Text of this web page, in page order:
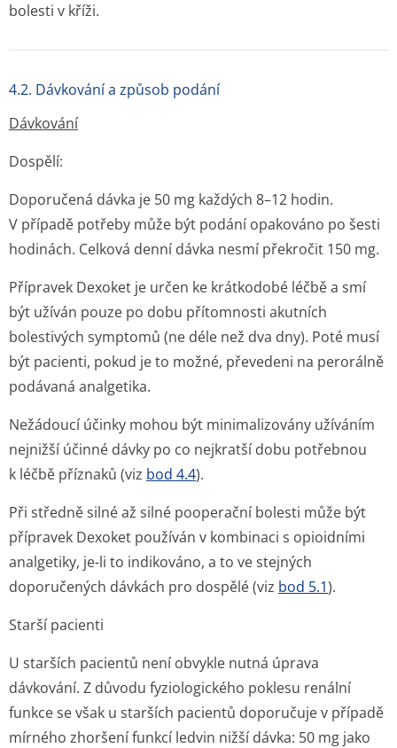
bolesti v kříži.
4.2. Dávkování a způsob podání
Dávkování
Dospělí:
Doporučená dávka je 50 mg každých 8–12 hodin.
V případě potřeby může být podání opakováno po šesti
hodinách. Celková denní dávka nesmí překročit 150 mg.
Přípravek Dexoket je určen ke krátkodobé léčbě a smí
být užíván pouze po dobu přítomnosti akutních
bolestivých symptomů (ne déle než dva dny). Poté musí
být pacienti, pokud je to možné, převedeni na perorálně
podávaná analgetika.
Nežádoucí účinky mohou být minimalizovány užíváním
nejnižší účinné dávky po co nejkratší dobu potřebnou
k léčbě příznaků (viz bod 4.4).
Při středně silné až silné pooperační bolesti může být
přípravek Dexoket používán v kombinaci s opioidními
analgetiky, je-li to indikováno, a to ve stejných
doporučených dávkách pro dospělé (viz bod 5.1).
Starší pacienti
U starších pacientů není obvykle nutná úprava
dávkování. Z důvodu fyziologického poklesu renální
funkce se však u starších pacientů doporučuje v případě
mírného zhoršení funkcí ledvin nižší dávka: 50 mg jako